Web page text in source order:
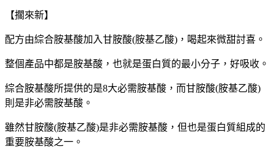
【擱來新】
配方由綜合胺基酸加入甘胺酸(胺基乙酸)，喝起來微甜討喜。
整個產品中都是胺基酸，也就是蛋白質的最小分子，好吸收。
綜合胺基酸所提供的是8大必需胺基酸，而甘胺酸(胺基乙酸)
則是非必需胺基酸。
雖然甘胺酸(胺基乙酸)是非必需胺基酸，但也是蛋白質組成的
重要胺基酸之一。